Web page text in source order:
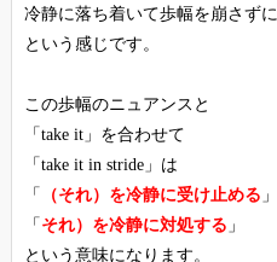
冷静に落ち着いて歩幅を崩さずに
という感じです。
この歩幅のニュアンスと
「take it」を合わせて
「take it in stride」は
「
（それ）を冷静に受け止める 」
「 それ）を冷静に対処する 」
という意味になります。